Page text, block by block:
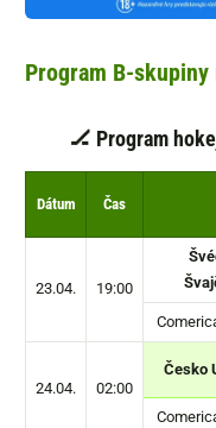
Program B-skupiny
🏒 Program
Dátum Čas
23.04. 19:00
24.04. 02:00
Česko